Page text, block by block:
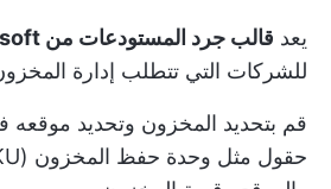
يعد قالب جرد المستودعات من Microsoft
للشركات التي تتطلب إدارة
قم بتحديد المخزون وتحديد موقعه